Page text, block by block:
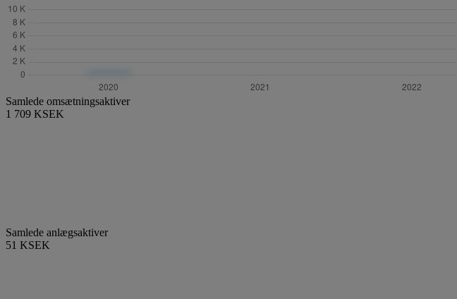
Samlede omsætningsaktiver
1 709 KSEK
Samlede anlægsaktiver
51 KSEK